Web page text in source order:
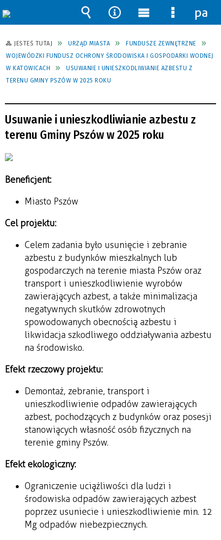
JESTEŚ TUTAJ URZĄD MIASTA
FUNDUSZE ZEWNĘTRZNE
WOJEWÓDZKI FUNDUSZ OCHRONY ŚRODOWISKA I GOSPODARKI WODNEJ
W KATOWICACH
USUWANIE I UNIESZKODLIWIANIE AZBESTU Z
TERENU GMINY PSZÓW W 2025 ROKU
Usuwanie i unieszkodliwianie azbestu z
terenu Gminy Pszów w 2025 roku
Beneficjent:
Miasto Pszów
Cel projektu:
Celem zadania było usunięcie i zebranie
azbestu z budynków mieszkalnych lub
gospodarczych na terenie miasta Pszów oraz
transport i unieszkodliwienie wyrobów
zawierających azbest, a także minimalizacja
negatywnych skutków zdrowotnych
spowodowanych obecnością azbestu i
likwidacja szkodliwego oddziaływania azbestu
na środowisko.
Efekt rzeczowy projektu:
Demontaż, zebranie, transport i
unieszkodliwienie odpadów zawierających
azbest, pochodzących z budynków oraz posesji
stanowiących własność osób fizycznych na
terenie gminy Pszów.
Efekt ekologiczny:
Ograniczenie uciążliwości dla ludzi i
środowiska odpadów zawierających azbest
poprzez usuniecie i unieszkodliwienie min. 12
Mg odpadów niebezpiecznych.
Wyszukiwarka
Narzędzia
Menu
główne
Menu